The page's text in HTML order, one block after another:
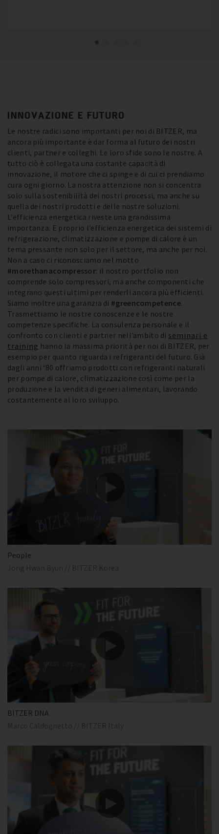
INNOVAZIONE E FUTURO
Le nostre radici sono importanti per noi di BITZER, ma
ancora più importante è dar forma al futuro dei nostri
clienti, partner e colleghi. Le loro sfide sono le nostre. A
tutto ciò è collegata una costante capacità di
innovazione, il motore che ci spinge e di cui ci prendiamo
cura ogni giorno. La nostra attenzione non si concentra
solo sulla sostenibilità dei nostri processi, ma anche su
quella dei nostri prodotti e delle nostre soluzioni.
L’efficienza energetica riveste una grandissima
importanza. E proprio l’efficienza energetica dei sistemi di
refrigerazione, climatizzazione e pompe di calore è un
tema pressante non solo per il settore, ma anche per noi.
Non a caso ci riconosciamo nel motto
#morethanacompressor: il nostro portfolio non
comprende solo compressori, ma anche componenti che
integrano questi ultimi per renderli ancora più efficienti.
Siamo inoltre una garanzia di #greencompetence.
Trasmettiamo le nostre conoscenze e le nostre
competenze specifiche. La consulenza personale e il
confronto con clienti e partner nell’ambito di seminari e
training hanno la massima priorità per noi di BITZER, per
esempio per quanto riguarda i refrigeranti del futuro. Già
dagli anni ‘80 offriamo prodotti con refrigeranti naturali
per pompe di calore, climatizzazione così come per la
produzione e la vendita di generi alimentari, lavorando
costantemente al loro sviluppo.
People
Jong Hwan Byun // BITZER Korea
BITZER DNA
Marco Caldognetto // BITZER Italy